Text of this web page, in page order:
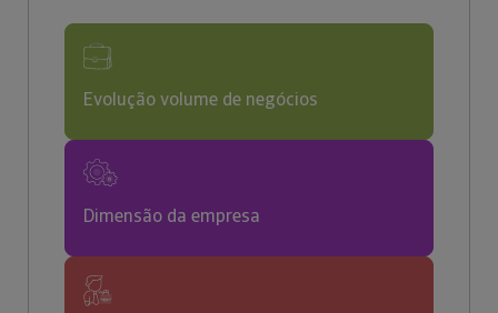
Evolução volume de negócios
Dimensão da empresa